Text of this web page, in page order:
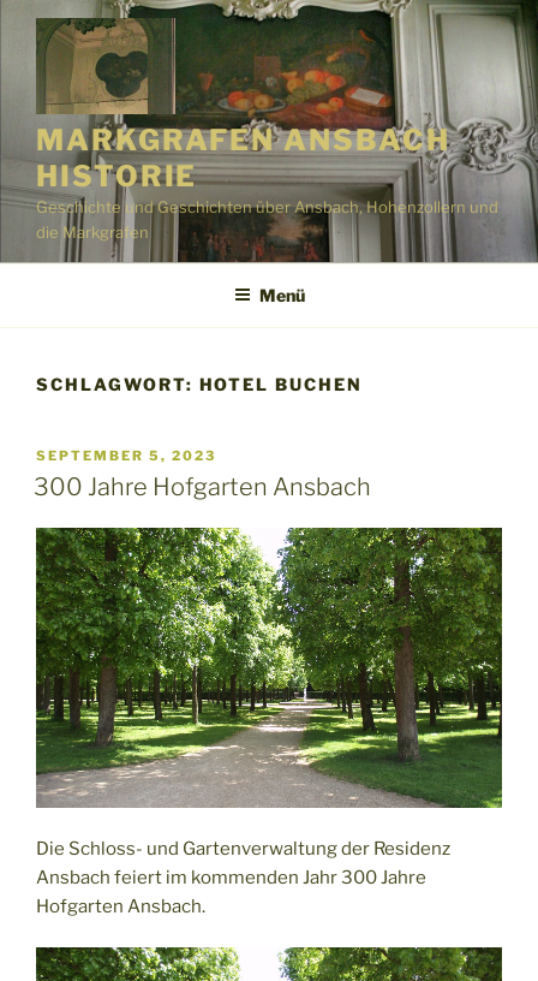
Zum
Inhalt
springen
MARKGRAFEN ANSBACH
HISTORIE
Geschichte und Geschichten über Ansbach, Hohenzollern und
die Markgrafen
Menü
SCHLAGWORT: HOTEL BUCHEN
VERÖFFENTLICHT
AM
SEPTEMBER 5, 2023
300 Jahre Hofgarten Ansbach
Die Schloss- und Gartenverwaltung der Residenz
Ansbach feiert im kommenden Jahr 300 Jahre
Hofgarten Ansbach.